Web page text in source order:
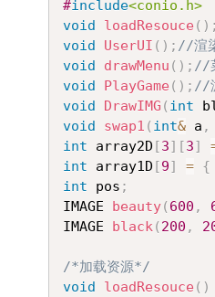
#include<conio.h>
void
loadResouce( ) ;
void
UserUI ( ) ; //渲
void
drawMenu ( ) ; //
void
PlayGame( ) ; //
void
DrawIMG ( int
void
swap1 ( int& a ,
int array2D [3] [3]
int array1D [9] = {
int pos ;
IMAGE
beauty( 600 ,
IMAGE
black( 200 ,
/*加载资源*/
void
loadResouce( )